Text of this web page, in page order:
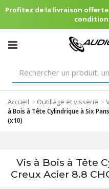
Profitez de la livraison offerte
Accueil > Outillage et visserie >
à Bois à Tête Cylindrique à Six
(x10)
Vis à Bois à Tête
Creux Acier 8.8